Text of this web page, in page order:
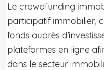
Le crowdfunding
participatif immobilier,
fonds auprès
plateformes en ligne
dans le secteur